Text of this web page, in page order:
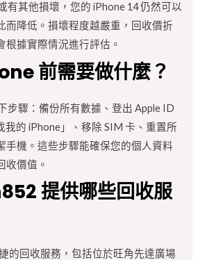
有其他損壞，您的 iPhone 14 仍然可以
而降低。損壞程度越嚴重，回收價折
根據實際情況進行評估。
前需要做什麼？
步驟：備份所有數據、登出 Apple ID
我的 iPhone」、移除 SIM 卡、重置所
手機。這些步驟能確保您的個人資料
收價值。
提供哪些回收服
的回收服務，包括位於旺角先達廣場